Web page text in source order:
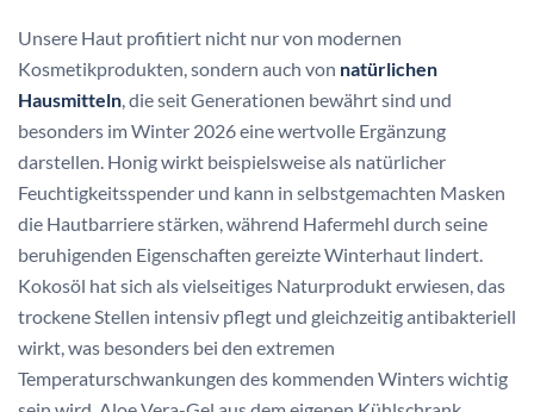
Unsere Haut profitiert nicht nur von modernen
Kosmetikprodukten, sondern auch von natürlichen
Hausmitteln , die seit Generationen bewährt sind und
besonders im Winter 2026 eine wertvolle Ergänzung
darstellen. Honig wirkt beispielsweise als natürlicher
Feuchtigkeitsspender und kann in selbstgemachten Masken
die Hautbarriere stärken, während Hafermehl durch seine
beruhigenden Eigenschaften gereizte Winterhaut lindert.
Kokosöl hat sich als vielseitiges Naturprodukt erwiesen, das
trockene Stellen intensiv pflegt und gleichzeitig antibakteriell
wirkt, was besonders bei den extremen
Temperaturschwankungen des kommenden Winters wichtig